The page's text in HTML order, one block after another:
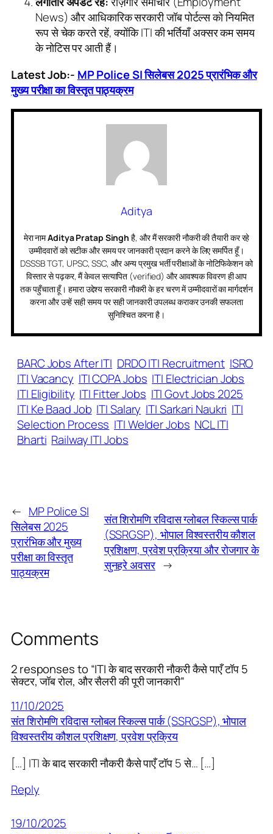
News) और आधिकारिक सरकारी जॉब पोर्टल्स को नियमित
रूप से चेक करते रहें, क्योंकि ITI की भर्तियाँ अक्सर कम समय
के नोटिस पर आती हैं।
Latest Job:- MP Police SI सिलेबस 2025 प्रारंभिक और
मुख्य परीक्षा का विस्तृत पाठ्यक्रम
Aditya
मेरा नामAditya Pratap Singh है, और मैं सरकारी नौकरी की तैयारी कर रहे
उम्मीदवारों को सटीक और समय पर जानकारी प्रदान करने के लिए समर्पित हूँ।
DSSSB TGT, UPSC, SSC, और अन्य प्रमुख भर्ती परीक्षाओं के नोटिफिकेशन को
विस्तार से पढ़कर, मैं केवल सत्यापित (verified) और आवश्यक विवरण ही आप
तक पहुँचाता हूँ। हमारा उद्देश्य सरकारी नौकरी के हर चरण में उम्मीदवारों का मार्गदर्शन
करना और उन्हें सही समय पर सही जानकारी उपलब्ध कराकर उनकी सफलता
सुनिश्चित करना है।
BARC Jobs After ITI DRDO ITI Recruitment ISRO
ITI Vacancy ITI COPA Jobs ITI Electrician Jobs
ITI Eligibility ITI Fitter Jobs ITI Govt Jobs 2025
ITI Ke Baad Job ITI Salary ITI Sarkari Naukri ITI
Selection Process ITI Welder Jobs NCL ITI
Bharti Railway ITI Jobs
← MP Police SI
सिलेबस 2025
प्रारंभिक और मुख्य
परीक्षा का विस्तृत
पाठ्यक्रम
संत शिरोमणि रविदास ग्लोबल स्किल्स पार्क
(SSRGSP), भोपाल विश्वस्तरीय कौशल
प्रशिक्षण, प्रवेश प्रक्रिया और रोजगार के
सुनहरे अवसर →
Comments
2 responses to “ITI के बाद सरकारी नौकरी कैसे पाएँ टॉप 5
सेक्टर, जॉब रोल, और सैलरी की पूरी जानकारी”
11/10/2025
संत शिरोमणि रविदास ग्लोबल स्किल्स पार्क (SSRGSP), भोपाल
विश्वस्तरीय कौशल प्रशिक्षण, प्रवेश प्रक्रिय
[…] ITI के बाद सरकारी नौकरी कैसे पाएँ टॉप 5 से… […]
Reply
19/10/2025